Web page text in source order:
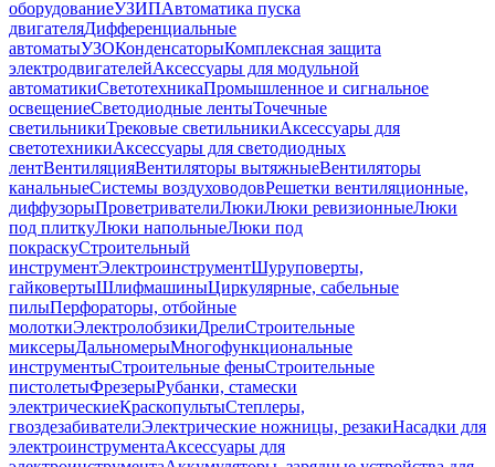
оборудованиеУЗИПАвтоматика пуска
двигателяДифференциальные
автоматыУЗОКонденсаторыКомплексная защита
электродвигателейАксессуары для модульной
автоматикиСветотехникаПромышленное и сигнальное
освещениеСветодиодные лентыТочечные
светильникиТрековые светильникиАксессуары для
светотехникиАксессуары для светодиодных
лентВентиляцияВентиляторы вытяжныеВентиляторы
канальныеСистемы воздуховодовРешетки вентиляционные,
диффузорыПроветривателиЛюкиЛюки ревизионныеЛюки
под плиткуЛюки напольныеЛюки под
покраскуСтроительный
инструментЭлектроинструментШуруповерты,
гайковертыШлифмашиныЦиркулярные, сабельные
пилыПерфораторы, отбойные
молоткиЭлектролобзикиДрелиСтроительные
миксерыДальномерыМногофункциональные
инструментыСтроительные феныСтроительные
пистолетыФрезерыРубанки, стамески
электрическиеКраскопультыСтеплеры,
гвоздезабивателиЭлектрические ножницы, резакиНасадки для
электроинструментаАксессуары для